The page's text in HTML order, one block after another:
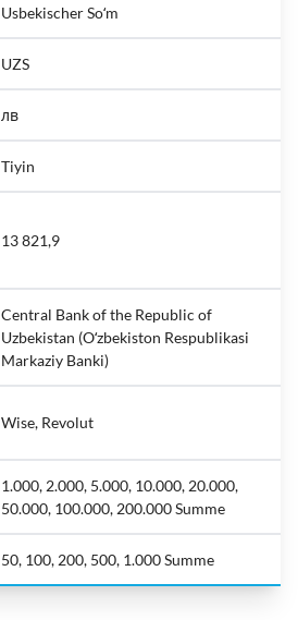
Usbekischer Soʻm
UZS
лв
Tiyin
13 821,9
Central Bank of the Republic of
Uzbekistan (Oʻzbekiston Respublikasi
Markaziy Banki)
Wise, Revolut
1.000, 2.000, 5.000, 10.000, 20.000,
50.000, 100.000, 200.000 Summe
50, 100, 200, 500, 1.000 Summe